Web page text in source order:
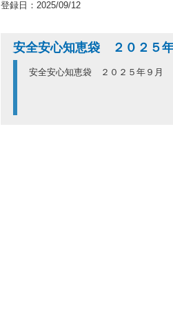
登録日：2025/09/12
安全安心知恵袋 ２０２
安全安心知恵袋 ２０２５年９月